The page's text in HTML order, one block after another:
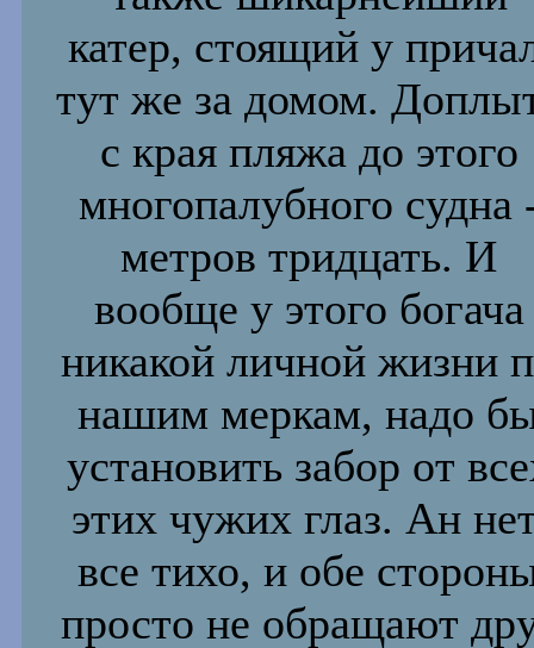
катер, стоящий у
тут же за домом.
с края пляжа до этого
многопалубного судна
метров тридцать. И
вообще у этого богача
никакой личной жизни
нашим меркам, надо
установить забор от
этих чужих глаз. Ан
все тихо, и обе
просто не обращают